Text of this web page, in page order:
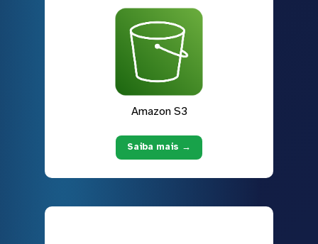
Amazon S3
Saiba mais →